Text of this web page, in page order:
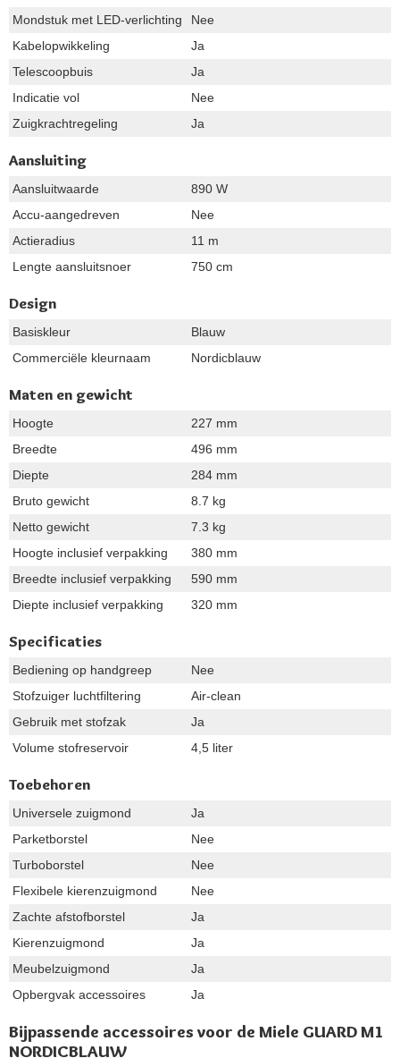
Mondstuk met LED-verlichting
Nee
Kabelopwikkeling
Ja
Telescoopbuis
Ja
Indicatie vol
Nee
Zuigkrachtregeling
Ja
Aansluiting
Aansluitwaarde
890 W
Accu-aangedreven
Nee
Actieradius
11 m
Lengte aansluitsnoer
750 cm
Design
Basiskleur
Blauw
Commerciële kleurnaam
Nordicblauw
Maten en gewicht
Hoogte
227 mm
Breedte
496 mm
Diepte
284 mm
Bruto gewicht
8.7 kg
Netto gewicht
7.3 kg
Hoogte inclusief verpakking
380 mm
Breedte inclusief verpakking
590 mm
Diepte inclusief verpakking
320 mm
Specificaties
Bediening op handgreep
Nee
Stofzuiger luchtfiltering
Air-clean
Gebruik met stofzak
Ja
Volume stofreservoir
4,5 liter
Toebehoren
Universele zuigmond
Ja
Parketborstel
Nee
Turboborstel
Nee
Flexibele kierenzuigmond
Nee
Zachte afstofborstel
Ja
Kierenzuigmond
Ja
Meubelzuigmond
Ja
Opbergvak accessoires
Ja
Bijpassende accessoires voor de Miele GUARD M1
NORDICBLAUW